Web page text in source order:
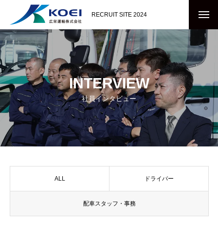
RECRUIT SITE 2024
INTERVIEW
社員インタビュー
ALL ドライバー
配車スタッフ・事務